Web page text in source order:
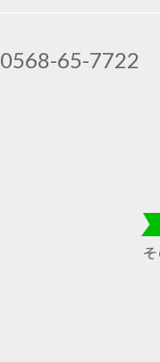
0568-65-7722